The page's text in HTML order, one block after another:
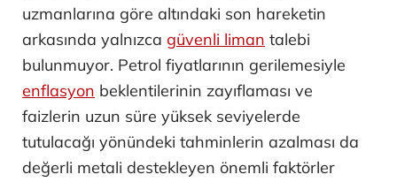
uzmanlarına göre altındaki son hareketin
arkasında yalnızca güvenli liman talebi
bulunmuyor. Petrol fiyatlarının gerilemesiyle
enflasyon beklentilerinin zayıflaması ve
faizlerin uzun süre yüksek seviyelerde
tutulacağı yönündeki tahminlerin azalması da
değerli metali destekleyen önemli faktörler